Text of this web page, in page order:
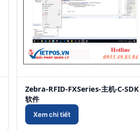
Zebra-RFID-FXSeries-主机-C-SDK
软件
Xem chi tiết